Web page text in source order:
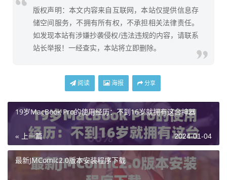
版权声明：本文内容来自互联网，本站仅提供信息存
储空间服务，不拥有所有权，不承担相关法律责任。
如发现本站有涉嫌抄袭侵权/违法违规的内容，请联系
站长举报！一经查实，本站将立即删除。
阅读 海报 分享
19岁MacBook Pro的使用经历：不到16岁就拥有这台神器
« 上一篇 2024-01-04
最新JMComic2.0版本安装程序下载